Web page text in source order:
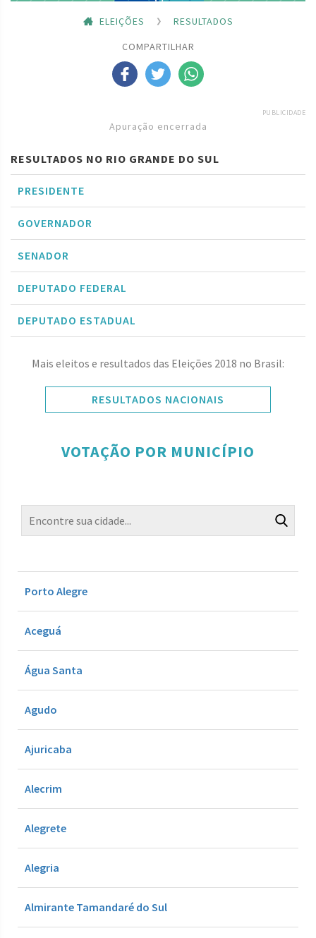
ELEIÇÕES
RESULTADOS
COMPARTILHAR
PUBLICIDADE
Apuração encerrada
RESULTADOS NO RIO GRANDE DO SUL
PRESIDENTE
GOVERNADOR
SENADOR
DEPUTADO FEDERAL
DEPUTADO ESTADUAL
Mais eleitos e resultados das Eleições 2018 no Brasil:
RESULTADOS NACIONAIS
VOTAÇÃO POR MUNICÍPIO
Porto Alegre
Aceguá
Água Santa
Agudo
Ajuricaba
Alecrim
Alegrete
Alegria
Almirante Tamandaré do Sul